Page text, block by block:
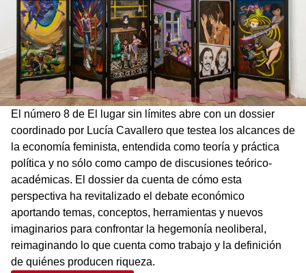
El número 8 de El lugar sin límites abre con un dossier
coordinado por Lucía Cavallero que testea los alcances de
la economía feminista, entendida como teoría y práctica
política y no sólo como campo de discusiones teórico-
académicas. El dossier da cuenta de cómo esta
perspectiva ha revitalizado el debate económico
aportando temas, conceptos, herramientas y nuevos
imaginarios para confrontar la hegemonía neoliberal,
reimaginando lo que cuenta como trabajo y la definición
de quiénes producen riqueza.